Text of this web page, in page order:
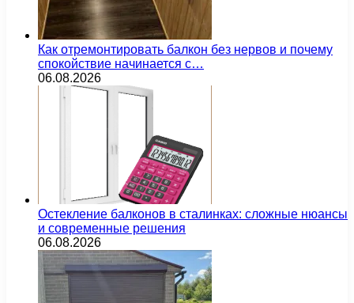
Как отремонтировать балкон без нервов и почему
спокойствие начинается с…
06.08.2026
Остекление балконов в сталинках: сложные нюансы
и современные решения
06.08.2026